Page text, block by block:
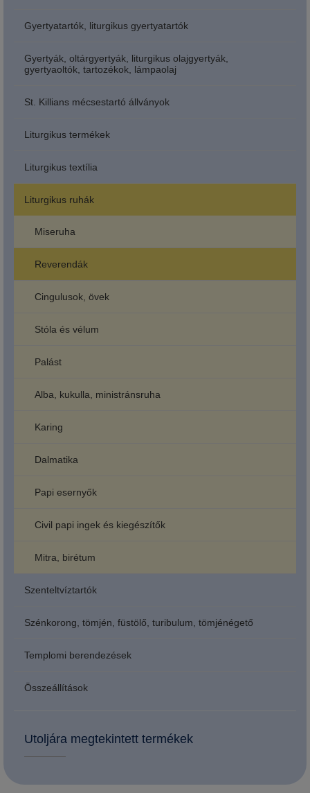
Gyertyatartók, liturgikus gyertyatartók
Gyertyák, oltárgyertyák, liturgikus olajgyertyák,
gyertyaoltók, tartozékok, lámpaolaj
St. Killians mécsestartó állványok
Liturgikus termékek
Liturgikus textília
Liturgikus ruhák
Miseruha
Reverendák
Cingulusok, övek
Stóla és vélum
Palást
Alba, kukulla, ministránsruha
Karing
Dalmatika
Papi esernyők
Civil papi ingek és kiegészítők
Mitra, birétum
Szenteltvíztartók
Szénkorong, tömjén, füstölő, turibulum, tömjénégető
Templomi berendezések
Összeállítások
Utoljára megtekintett termékek